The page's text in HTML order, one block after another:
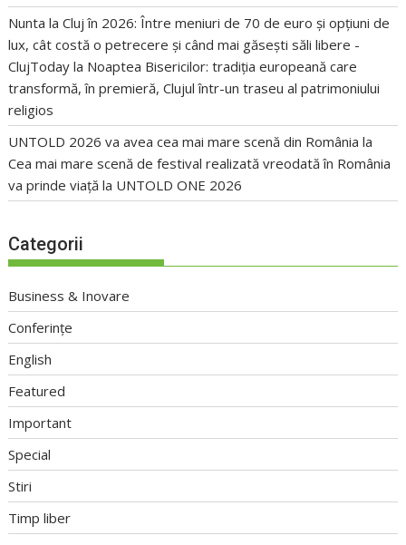
Nunta la Cluj în 2026: Între meniuri de 70 de euro și opțiuni de
lux, cât costă o petrecere și când mai găsești săli libere -
ClujToday la Noaptea Bisericilor: tradiția europeană care
transformă, în premieră, Clujul într-un traseu al patrimoniului
religios
UNTOLD 2026 va avea cea mai mare scenă din România la
Cea mai mare scenă de festival realizată vreodată în România
va prinde viață la UNTOLD ONE 2026
Categorii
Business & Inovare
Conferințe
English
Featured
Important
Special
Stiri
Timp liber